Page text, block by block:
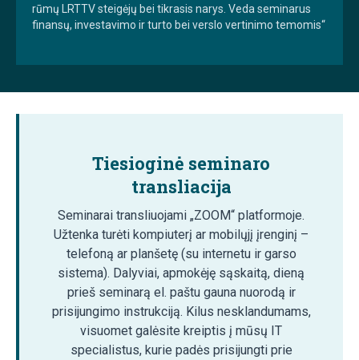
rūmų LRTTV steigėjų bei tikrasis narys. Veda seminarus
finansų, investavimo ir turto bei verslo vertinimo temomis“
Tiesioginė seminaro
transliacija
Seminarai transliuojami „ZOOM“ platformoje.
Užtenka turėti kompiuterį ar mobilųjį įrenginį –
telefoną ar planšetę (su internetu ir garso
sistema). Dalyviai, apmokėję sąskaitą, dieną
prieš seminarą el. paštu gauna nuorodą ir
prisijungimo instrukciją. Kilus nesklandumams,
visuomet galėsite kreiptis į mūsų IT
specialistus, kurie padės prisijungti prie